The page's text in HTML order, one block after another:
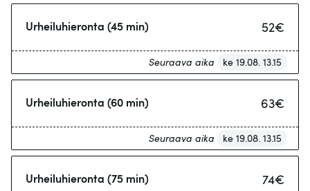
Urheiluhieronta (45 min) 52€
Seuraava aika ke 19.08. 13.15
Urheiluhieronta (60 min) 63€
Seuraava aika ke 19.08. 13.15
Urheiluhieronta (75 min) 74€